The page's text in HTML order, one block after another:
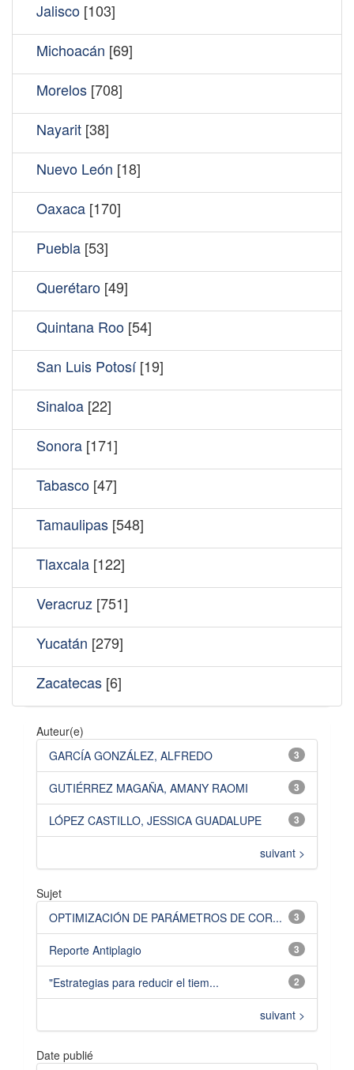
Jalisco [103]
Michoacán [69]
Morelos [708]
Nayarit [38]
Nuevo León [18]
Oaxaca [170]
Puebla [53]
Querétaro [49]
Quintana Roo [54]
San Luis Potosí[19]
Sinaloa [22]
Sonora [171]
Tabasco [47]
Tamaulipas [548]
Tlaxcala [122]
Veracruz [751]
Yucatán [279]
Zacatecas [6]
Auteur(e)
3
GARCÍA GONZÁLEZ, ALFREDO
3
GUTIÉRREZ MAGAÑA, AMANY RAOMI
3
LÓPEZ CASTILLO, JESSICA GUADALUPE
suivant >
Sujet
3
OPTIMIZACIÓN DE PARÁMETROS DE COR...
3
Reporte Antiplagio
2
"Estrategias para reducir el tiem...
suivant >
Date publié